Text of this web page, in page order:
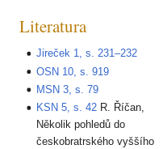
Literatura
Jireček 1, s. 231–232
OSN 10, s. 919
MSN 3, s. 79
KSN 5, s. 42 R. Říčan,
Několik pohledů do
českobratrského vyššího